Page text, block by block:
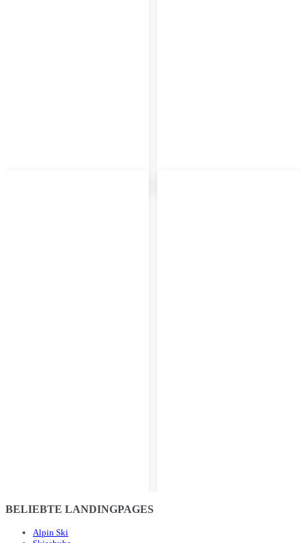
BELIEBTE LANDINGPAGES
Alpin Ski